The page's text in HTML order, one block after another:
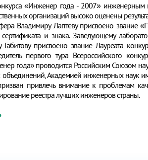
«Инженер года - 2007» инженерным
организаций высоко оценены
Владимиру Лаптеву присвоено
сертификата и знака. Заведующему
Габитову присвоено звание Лауреата
первого тура Всероссийского
года» проводится Российским
Академией инженерных наук
привлечь внимание к проблемам
реестра лучших инженеров страны.